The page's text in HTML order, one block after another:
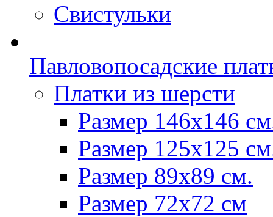
Свистульки
Павловопосадские
Платки из шерсти
Размер 146х146
Размер 125х125
Размер 89х89 см.
Размер 72x72 см